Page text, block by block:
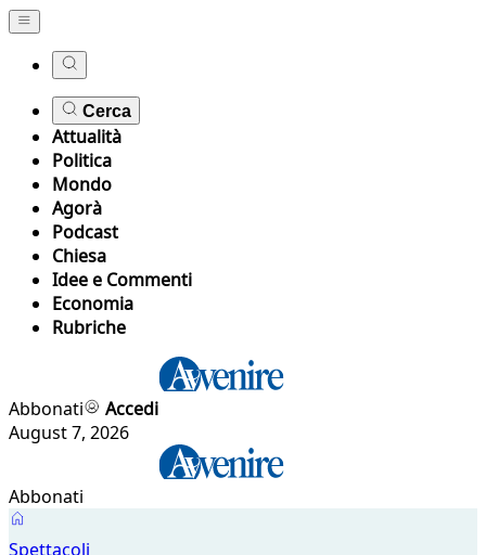
Cerca
Attualità
Politica
Mondo
Agorà
Podcast
Chiesa
Idee e Commenti
Economia
Rubriche
Abbonati
Accedi
August 7, 2026
Abbonati
Spettacoli